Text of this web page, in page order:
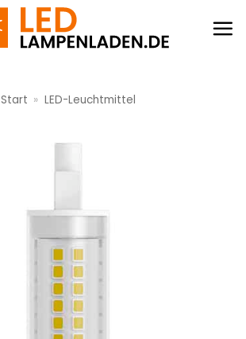
Start » LED-Leuchtmittel